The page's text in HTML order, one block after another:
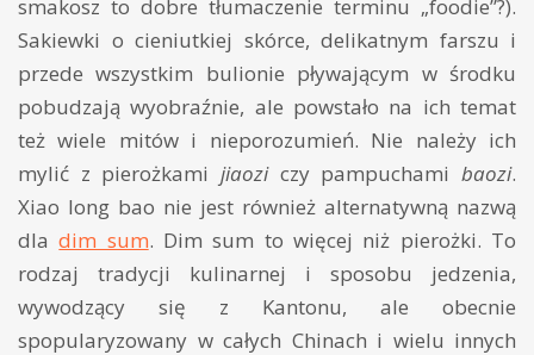
smakosz to dobre tłumaczenie terminu „foodie”?).
Sakiewki o cieniutkiej skórce, delikatnym farszu i
przede wszystkim bulionie pływającym w środku
pobudzają wyobraźnie, ale powstało na ich temat
też wiele mitów i nieporozumień. Nie należy ich
mylić z pierożkami jiaoziczy pampuchami baozi.
Xiao long bao nie jest również alternatywną nazwą
dladim sum. Dim sum to więcej niż pierożki. To
rodzaj tradycji kulinarnej i sposobu jedzenia,
wywodzący się z Kantonu, ale obecnie
spopularyzowany w całych Chinach i wielu innych